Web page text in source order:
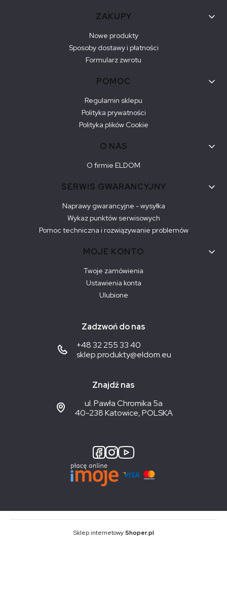
ZAKUPY
Nowe produkty
Sposoby dostawy i płatności
Formularz zwrotu
POMOC
Regulamin sklepu
Polityka prywatności
Polityka plików Cookie
O NAS
O firmie ELDOM
SERWIS GWARANCYJNY
Naprawy gwarancyjne - wysyłka
Wykaz punktów serwisowych
Pomoc techniczna i rozwiązywanie problemów
MOJE KONTO
Twoje zamówienia
Ustawienia konta
Ulubione
Zadzwoń do nas
+48 32 255 33 40
sklep.produkty@eldom.eu
Znajdź nas
ul. Pawła Chromika 5a
40-238 Katowice, POLSKA
Sklep internetowyShoper.pl